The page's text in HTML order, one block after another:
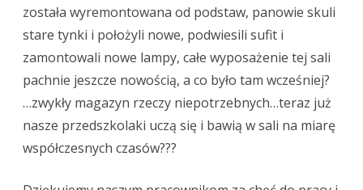
została wyremontowana od podstaw, panowie skuli
stare tynki i położyli nowe, podwiesili sufit i
zamontowali nowe lampy, całe wyposażenie tej sali
pachnie jeszcze nowością, a co było tam wcześniej?
…zwykły magazyn rzeczy niepotrzebnych…teraz już
nasze przedszkolaki uczą się i bawią w sali na miarę
współczesnych czasów???